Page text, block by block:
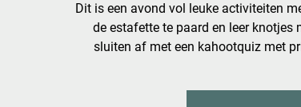
Dit is een avond vol leuke activiteiten
de estafette te paard en leer knotjes